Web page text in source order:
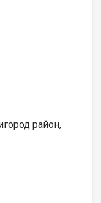
район,